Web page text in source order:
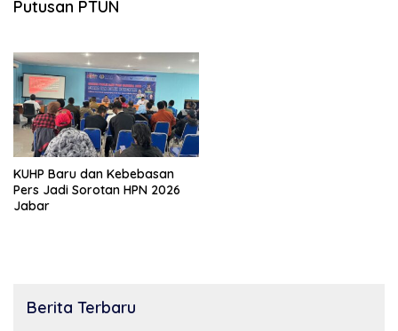
Putusan PTUN
KUHP Baru dan Kebebasan
Pers Jadi Sorotan HPN 2026
Jabar
Berita Terbaru